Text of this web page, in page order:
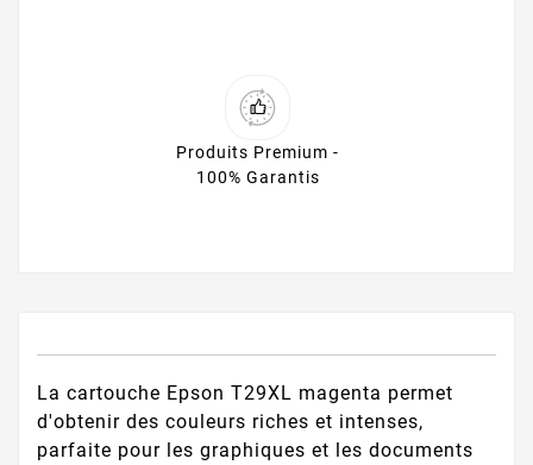
Produits Premium -
100% Garantis
La cartouche Epson T29XL magenta permet
d'obtenir des couleurs riches et intenses,
parfaite pour les graphiques et les documents